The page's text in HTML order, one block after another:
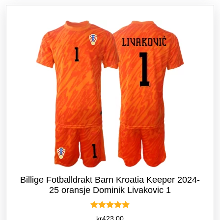
Alternativene
velges
på
produktsiden
Billige Fotballdrakt Barn Kroatia Keeper 2024-
25 oransje Dominik Livakovic 1
Vurdert
kr423.00